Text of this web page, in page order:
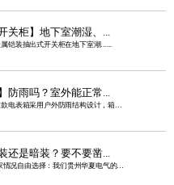
关柜】地下室潮湿、...
铠装抽出式开关柜在地下室潮......
防雨吗？室外能正常...
一、防雨，室外完全可用。 我们这款电表箱采用户外防雨结构设计，箱盖加宽外翻边......
还是暗装？要不要凿...
一、明装和暗装都有，可根据自家情况自由选择：我们贵州华夏电气的电表......